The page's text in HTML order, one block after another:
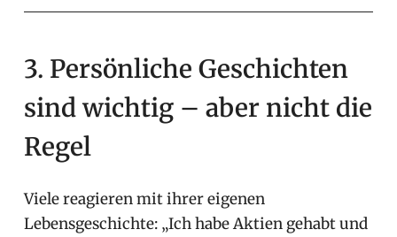
3. Persönliche Geschichten
sind wichtig – aber nicht die
Regel
Viele reagieren mit ihrer eigenen
Lebensgeschichte: „Ich habe Aktien gehabt und